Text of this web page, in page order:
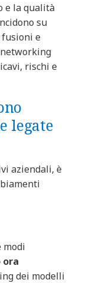
e la qualità
su
fusioni e
rischi e
legate
aziendali, è
modi
ora
dei modelli